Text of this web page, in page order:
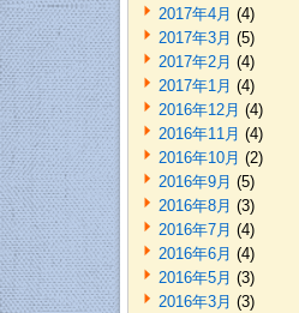
2017年4月 (4)
2017年3月 (5)
2017年2月 (4)
2017年1月 (4)
2016年12月 (4)
2016年11月 (4)
2016年10月 (2)
2016年9月 (5)
2016年8月 (3)
2016年7月 (4)
2016年6月 (4)
2016年5月 (3)
2016年3月 (3)